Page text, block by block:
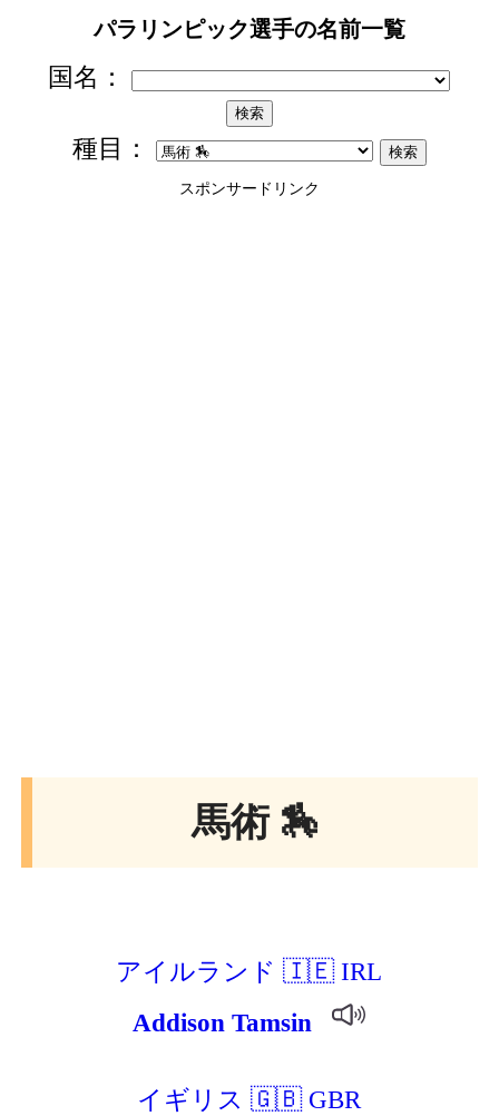
パラリンピック選手の名前一覧
国名：
種目：
スポンサードリンク
馬術 🏇
アイルランド 🇮🇪 IRL
Addison Tamsin
イギリス 🇬🇧 GBR